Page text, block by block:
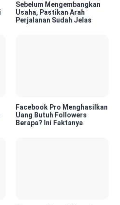
Sebelum Mengembangkan
Usaha, Pastikan Arah
Perjalanan Sudah Jelas
Facebook Pro Menghasilkan
Uang Butuh Followers
Berapa? Ini Faktanya